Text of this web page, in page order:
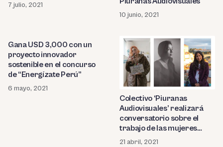
7 julio, 2021
10 junio, 2021
Gana USD 3,000 con un
proyecto innovador
sostenible en el concurso
de “Energízate Perú”
6 mayo, 2021
Colectivo ‘Piuranas
Audiovisuales’ realizará
conversatorio sobre el
trabajo de las mujeres
artistas de la ciudad en el
21 abril, 2021